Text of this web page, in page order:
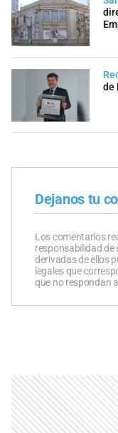
de
Dejanos tu
Los comentarios
responsabilidad de
derivadas de ellos
legales que
que no respondan